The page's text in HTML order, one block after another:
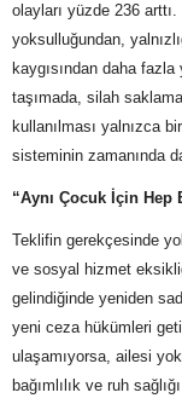
olayları yüzde 236
yoksulluğundan,
kaygısından daha
taşımada, silah
kullanılması yalnızca
sisteminin zamanında
“Aynı Çocuk İçin Hep
Teklifin gerekçesinde
ve sosyal hizmet
gelindiğinde yeniden
yeni ceza hükümleri
ulaşamıyorsa, ailesi
bağımlılık ve ruh